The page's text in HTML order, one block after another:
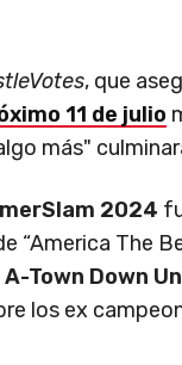
, que
11 de julio
más"
2024
“America The
A-Town Down
los ex